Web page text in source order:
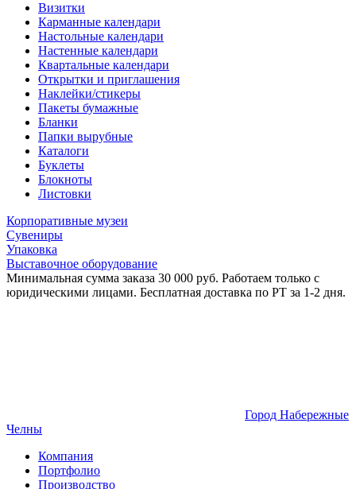
Визитки
Карманные календари
Настольные календари
Настенные календари
Квартальные календари
Открытки и приглашения
Наклейки/стикеры
Пакеты бумажные
Бланки
Папки вырубные
Каталоги
Буклеты
Блокноты
Листовки
Корпоративные музеи
Сувениры
Упаковка
Выставочное оборудование
Минимальная сумма заказа 30 000 руб. Работаем только с
юридическими лицами. Бесплатная доставка по РТ за 1-2 дня.
Город Набережные
Челны
Компания
Портфолио
Производство